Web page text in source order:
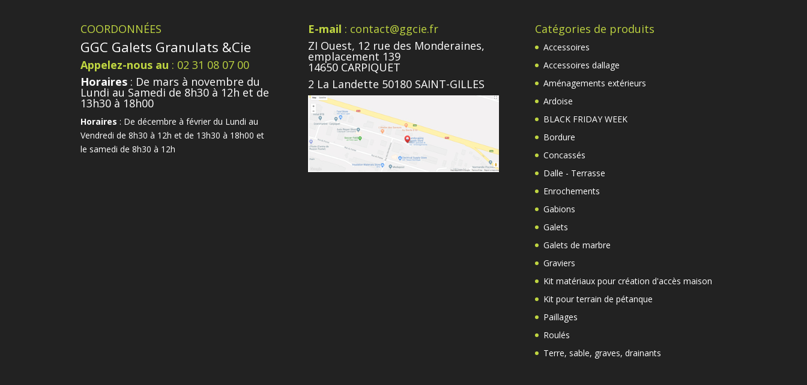
COORDONNÉES
GGC Galets Granulats &Cie
Appelez-nous au : 02 31 08 07 00
Horaires : De mars à novembre du
Lundi au Samedi de 8h30 à 12h et de
13h30 à 18h00
Horaires : De décembre à février du Lundi au
Vendredi de 8h30 à 12h et de 13h30 à 18h00 et
le samedi de 8h30 à 12h
E-mail : contact@ggcie.fr
ZI Ouest, 12 rue des Monderaines,
emplacement 139
14650 CARPIQUET
2 La Landette 50180 SAINT-GILLES
Catégories de produits
Accessoires
Accessoires dallage
Aménagements extérieurs
Ardoise
BLACK FRIDAY WEEK
Bordure
Concassés
Dalle - Terrasse
Enrochements
Gabions
Galets
Galets de marbre
Graviers
Kit matériaux pour création d'accès maison
Kit pour terrain de pétanque
Paillages
Roulés
Terre, sable, graves, drainants